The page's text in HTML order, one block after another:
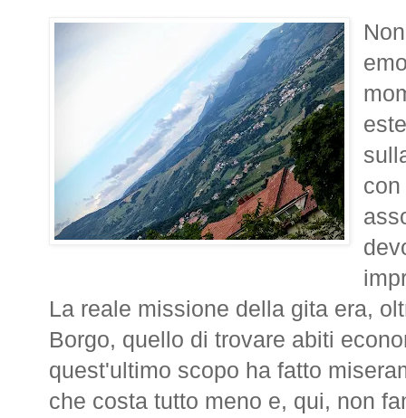
La reale missione della gita era,
Borgo, quello di trovare abiti
quest'ultimo scopo ha fatto
che costa tutto meno e, qui, non